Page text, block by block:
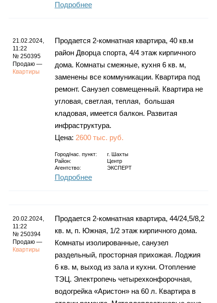
Подробнее
21.02.2024,
11:22
№ 250395
Продаю —
Квартиры
Продается 2-комнатная квартира, 40 кв.м
район Дворца спорта, 4/4 этаж кирпичного
дома. Комнаты смежные, кухня 6 кв. м,
заменены все коммуникации. Квартира под
ремонт. Санузел совмещенный. Квартира не
угловая, светлая, теплая, большая
кладовая, имеется балкон. Развитая
инфраструктура.
Цена: 2600 тыс. руб.
Город/нас. пункт: г.
Шахты
Район:
Центр
Агентство:
ЭКСПЕРТ
Подробнее
20.02.2024,
11:22
№ 250394
Продаю —
Квартиры
Продается 2-комнатная квартира, 44/24,5/8,2
кв. м, п. Южная, 1/2 этаж кирпичного дома.
Комнаты изолированные, санузел
раздельный, просторная прихожая. Лоджия
6 кв. м, выход из зала и кухни. Отопление
ТЭЦ. Электропечь четырехконфорочная,
водогрейка «Аристон» на 60 л. Квартира в